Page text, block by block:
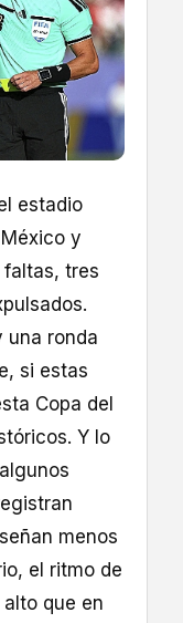
estadio
y
tres
una ronda
si estas
Copa del
Y lo
menos
el ritmo de
que en